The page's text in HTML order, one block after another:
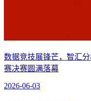
数据竞技展锋芒，智汇
赛决赛圆满落幕
2026-06-03